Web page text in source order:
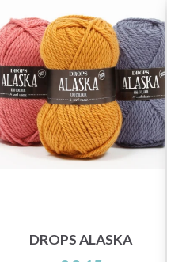
DROPS ALASKA